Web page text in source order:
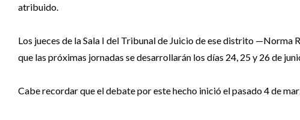
atribuido.
Los jueces de la Sala I del Tribunal de Juicio de ese distrito
que las próximas jornadas se desarrollarán los días 24, 25 y 26 de
Cabe recordar que el debate por este hecho inició el pasado 4 de